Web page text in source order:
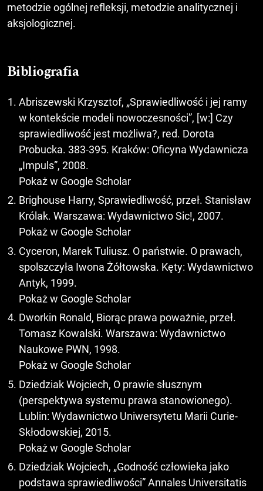
metodzie ogólnej refleksji, metodzie analitycznej i
aksjologicznej.
Bibliografia
Abriszewski Krzysztof, „Sprawiedliwość i jej ramy
w kontekście modeli nowoczesności”, [w:] Czy
sprawiedliwość jest możliwa?, red. Dorota
Probucka. 383-395. Kraków: Oficyna Wydawnicza
„Impuls”, 2008.
Pokaż w Google Scholar
Brighouse Harry, Sprawiedliwość, przeł. Stanisław
Królak. Warszawa: Wydawnictwo Sic!, 2007.
Pokaż w Google Scholar
Cyceron, Marek Tuliusz. O państwie. O prawach,
spolszczyła Iwona Żółtowska. Kęty: Wydawnictwo
Antyk, 1999.
Pokaż w Google Scholar
Dworkin Ronald, Biorąc prawa poważnie, przeł.
Tomasz Kowalski. Warszawa: Wydawnictwo
Naukowe PWN, 1998.
Pokaż w Google Scholar
Dziedziak Wojciech, O prawie słusznym
(perspektywa systemu prawa stanowionego).
Lublin: Wydawnictwo Uniwersytetu Marii Curie-
Skłodowskiej, 2015.
Pokaż w Google Scholar
Dziedziak Wojciech, „Godność człowieka jako
podstawa sprawiedliwości” Annales Universitatis